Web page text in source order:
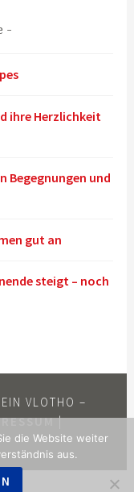
ihre Herzlichkeit
Begegnungen und
gut an
steigt – noch
VLOTHO –
|
die Website weiter
aus.